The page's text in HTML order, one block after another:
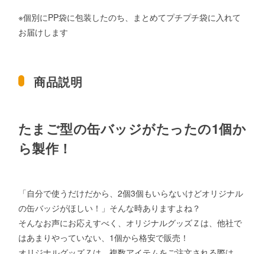
※個別にPP袋に包装したのち、まとめてプチプチ袋に入れて
お届けします
商品説明
たまご型の缶バッジがたったの1個か
ら製作！
「自分で使うだけだから、2個3個もいらないけどオリジナル
の缶バッジがほしい！」そんな時ありますよね？
そんなお声にお応えすべく、オリジナルグッズＺは、他社で
はあまりやっていない、1個から格安で販売！